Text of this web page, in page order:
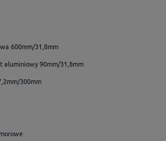
600mm/31,8mm
aluminiowy 90mm/31,8mm
300mm